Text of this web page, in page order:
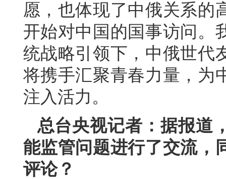
愿，也体现了中俄关系的
开始对中国的国事访问。
统战略引领下，中俄世代
将携手汇聚青春力量，为
注入活力。
总台央视记者：据报道
能监管问题进行了交流，
评论？